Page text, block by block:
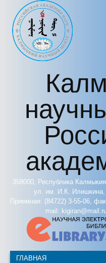
Перейти к основному содержанию
358000, Республика
ул. им. И.К.
Приемная: (84722) 3-55-06,
mail:
ГЛАВНАЯ